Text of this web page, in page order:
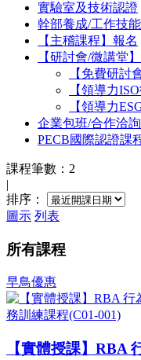
實驗室及技術認證
幹部養成/工作技
【主稽課程】報名
【研討會/微講堂
【免費研討
【領導力
【領導力
企業包班/合作洽詢
PECB國際認證課
課程筆數：2
|
排序：
圖示 列表
所有課程
早鳥優惠
【實體授課】RBA